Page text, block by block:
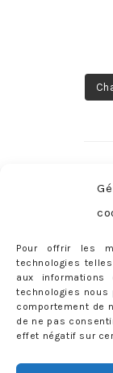
Pour offrir les
technologies
aux
technologies nous
comportement de
de ne pas
effet négatif sur